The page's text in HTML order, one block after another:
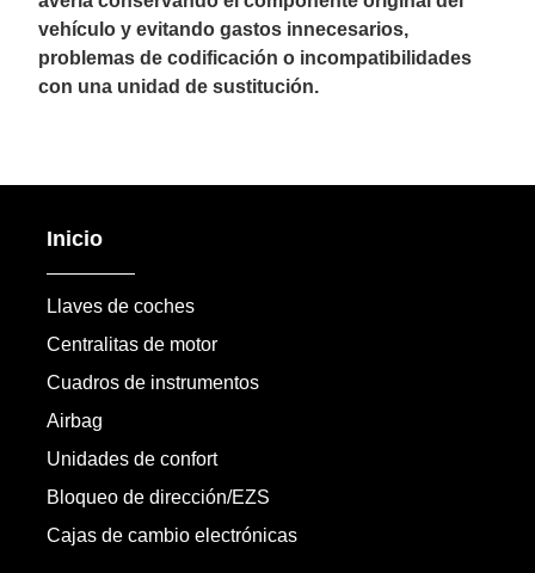
vehículo y evitando gastos innecesarios,
problemas de codificación o incompatibilidades
con una unidad de sustitución.
Inicio
Llaves de coches
Centralitas de motor
Cuadros de instrumentos
Airbag
Unidades de confort
Bloqueo de dirección/EZS
Cajas de cambio electrónicas